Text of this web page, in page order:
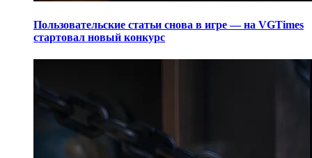
Пользовательские статьи снова в игре — на VGTimes
стартовал новый конкурс